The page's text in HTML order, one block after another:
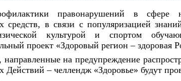
правонарушений в сфере
средств, в связи с популяризацией
культурой и спортом
проект «Здоровый регион – здоровая
на предупреждение
– челлендж «Здоровье» будут